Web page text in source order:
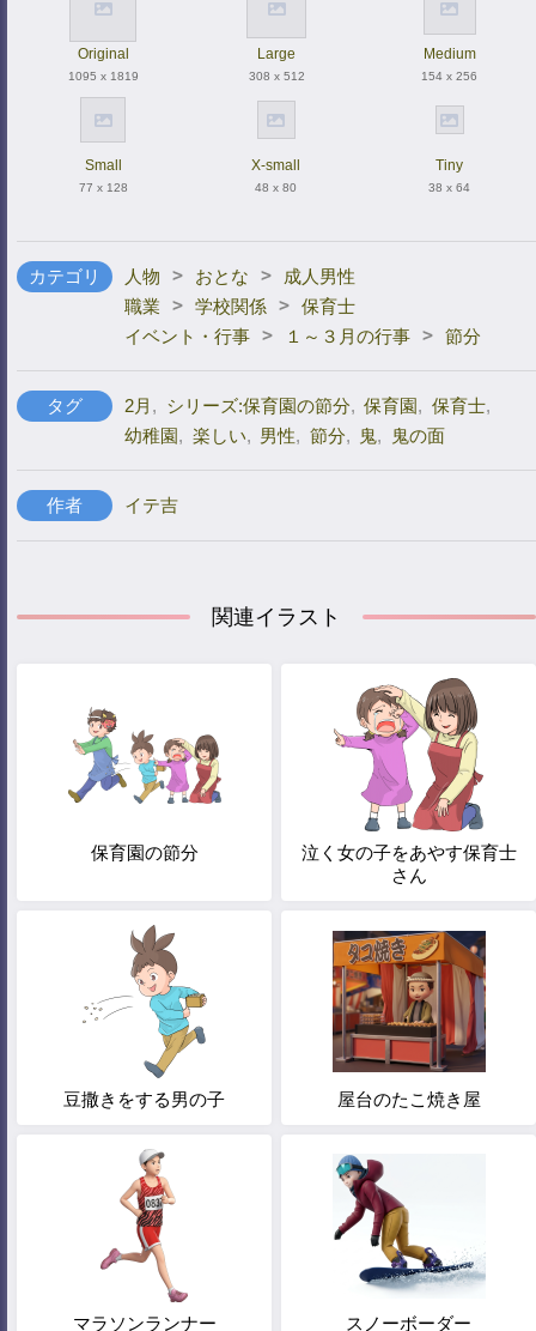
Original
1095 x 1819
Large
308 x 512
Medium
154 x 256
Small
77 x 128
X-small
48 x 80
Tiny
38 x 64
カテゴリ 人物 > おとな >
成人男性
職業
> 学校関係 > 保育士
イベント・行事 > １～３月の行事 > 節分
タグ 2月 , シリーズ:保育園の節分, 保育園, 保育士,
幼稚園, 楽しい, 男性, 節分, 鬼, 鬼の面
作者 イテ吉
関連イラスト
保育園の節分
泣く女の子をあやす保育士
さん
豆撒きをする男の子 屋台のたこ焼き屋
マラソンランナー スノーボーダー